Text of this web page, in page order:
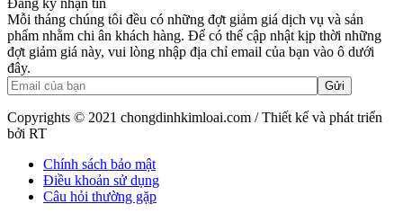
Mỗi tháng chúng tôi đều có những đợt giảm giá dịch vụ và sản
phẩm nhằm chi ân khách hàng. Để có thể cập nhật kịp thời những
đợt giảm giá này, vui lòng nhập địa chỉ email của bạn vào ô dưới
đây.
Copyrights © 2021 chongdinhkimloai.com / Thiết kế và phát triển
bởi RT
Chính sách bảo mật
Điều khoản sử dụng
Câu hỏi thường gặp